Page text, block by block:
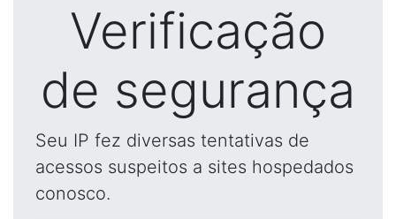
Verificação
de segurança
Seu IP fez diversas tentativas de
acessos suspeitos a sites hospedados
conosco.